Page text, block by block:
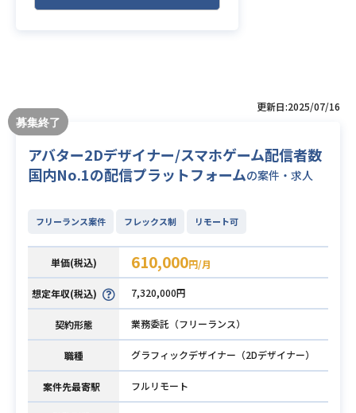
更新日:2025/07/16
アバター2Dデザイナー/スマホゲーム配信者数
国内No.1の配信プラットフォームの案件・求人
フリーランス案件 フレックス制 リモート可
単価(税込) 610,000円/月
想定年収(税込) 7,320,000円
契約形態 業務委託（フリーランス）
職種 グラフィックデザイナー（2Dデザイナー）
案件先最寄駅 フルリモート